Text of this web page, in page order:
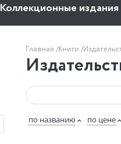
Коллекционные издания
Главная Книги
по названию по цене